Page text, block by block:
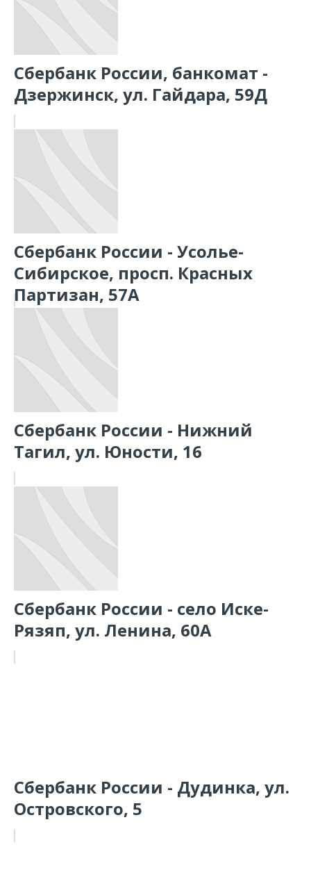
Сбербанк России, банкомат -
Дзержинск, ул. Гайдара, 59Д
Сбербанк России - Усолье-
Сибирское, просп. Красных
Партизан, 57А
Сбербанк России - Нижний
Тагил, ул. Юности, 16
Сбербанк России - село Иске-
Рязяп, ул. Ленина, 60А
Сбербанк России - Дудинка, ул.
Островского, 5